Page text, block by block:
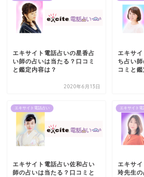
エキサイト電話占いの星香占
い師の占いは当たる？口コミ
と鑑定内容は？
2020年6月13日
エキサ
ち占い
コミと
エキサイト電話占い
エキサイト電話占い佐和占い
師の占いは当たる？口コミと
エキサイト電
エキサ
玲先生